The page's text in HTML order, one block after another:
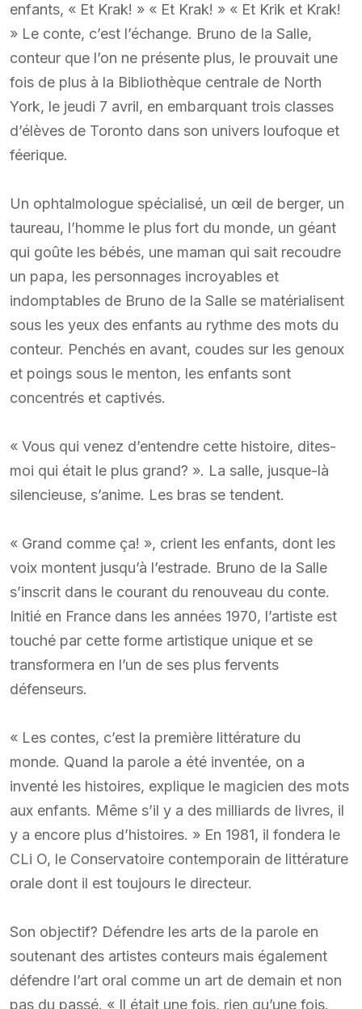
enfants, « Et Krak! » « Et Krak! » « Et Krik et Krak!
» Le conte, c’est l’échange. Bruno de la Salle,
conteur que l’on ne présente plus, le prouvait une
fois de plus à la Bibliothèque centrale de North
York, le jeudi 7 avril, en embarquant trois classes
d’élèves de Toronto dans son univers loufoque et
féerique.
Un ophtalmologue spécialisé, un œil de berger, un
taureau, l’homme le plus fort du monde, un géant
qui goûte les bébés, une maman qui sait recoudre
un papa, les personnages incroyables et
indomptables de Bruno de la Salle se matérialisent
sous les yeux des enfants au rythme des mots du
conteur. Penchés en avant, coudes sur les genoux
et poings sous le menton, les enfants sont
concentrés et captivés.
« Vous qui venez d’entendre cette histoire, dites-
moi qui était le plus grand? ». La salle, jusque-là
silencieuse, s’anime. Les bras se tendent.
« Grand comme ça! », crient les enfants, dont les
voix montent jusqu’à l’estrade. Bruno de la Salle
s’inscrit dans le courant du renouveau du conte.
Initié en France dans les années 1970, l’artiste est
touché par cette forme artistique unique et se
transformera en l’un de ses plus fervents
défenseurs.
« Les contes, c’est la première littérature du
monde. Quand la parole a été inventée, on a
inventé les histoires, explique le magicien des mots
aux enfants. Même s’il y a des milliards de livres, il
y a encore plus d’histoires. » En 1981, il fondera le
CLi O, le Conservatoire contemporain de littérature
orale dont il est toujours le directeur.
Son objectif? Défendre les arts de la parole en
soutenant des artistes conteurs mais également
défendre l’art oral comme un art de demain et non
pas du passé. « Il était une fois, rien qu’une fois.